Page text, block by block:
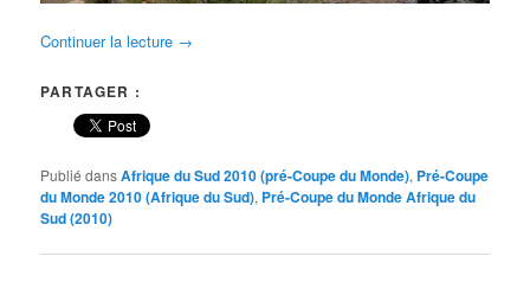
Continuer la lecture →
PARTAGER :
Publié dansAfrique du Sud 2010 (pré-Coupe du Monde), Pré-Coupe
du Monde 2010 (Afrique du Sud), Pré-Coupe du Monde Afrique du
Sud (2010)